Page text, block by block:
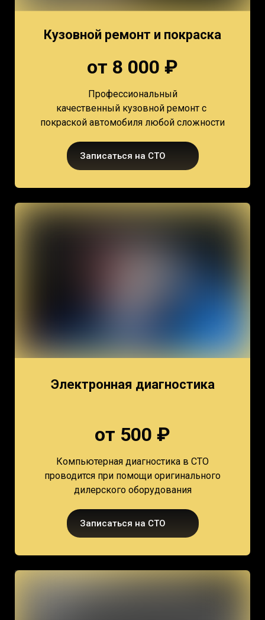
Кузовной ремонт и покраска
от 8 000 ₽
Профессиональный
качественный кузовной ремонт с
покраской автомобиля любой сложности
Записаться на СТО
Электронная диагностика
от 500 ₽
Компьютерная диагностика в СТО
проводится при помощи оригинального
дилерского оборудования
Записаться на СТО